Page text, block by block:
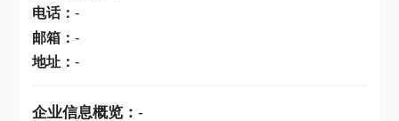
电话： -
邮箱： -
地址： -
企业信息概览： -